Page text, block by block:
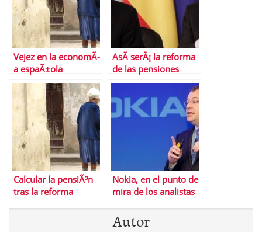
Vejez en la economÃ­
a espaÃ±ola
AsÃ­ serÃ¡ la reforma
de las pensiones
Calcular la pensiÃ³n
tras la reforma
Nokia, en el punto de
mira de los analistas
Autor